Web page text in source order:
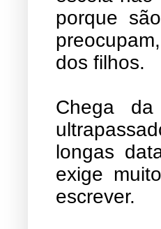
porque
dos filhos.
Chega
longas
exige
escrever.